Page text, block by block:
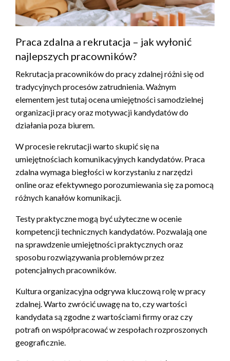
Praca zdalna a rekrutacja – jak wyłonić
najlepszych pracowników?
Rekrutacja pracowników do pracy zdalnej różni się od
tradycyjnych procesów zatrudnienia. Ważnym
elementem jest tutaj ocena umiejętności samodzielnej
organizacji pracy oraz motywacji kandydatów do
działania poza biurem.
W procesie rekrutacji warto skupić się na
umiejętnościach komunikacyjnych kandydatów. Praca
zdalna wymaga biegłości w korzystaniu z narzędzi
online oraz efektywnego porozumiewania się za pomocą
różnych kanałów komunikacji.
Testy praktyczne mogą być użyteczne w ocenie
kompetencji technicznych kandydatów. Pozwalają one
na sprawdzenie umiejętności praktycznych oraz
sposobu rozwiązywania problemów przez
potencjalnych pracowników.
Kultura organizacyjna odgrywa kluczową rolę w pracy
zdalnej. Warto zwrócić uwagę na to, czy wartości
kandydata są zgodne z wartościami firmy oraz czy
potrafi on współpracować w zespołach rozproszonych
geograficznie.